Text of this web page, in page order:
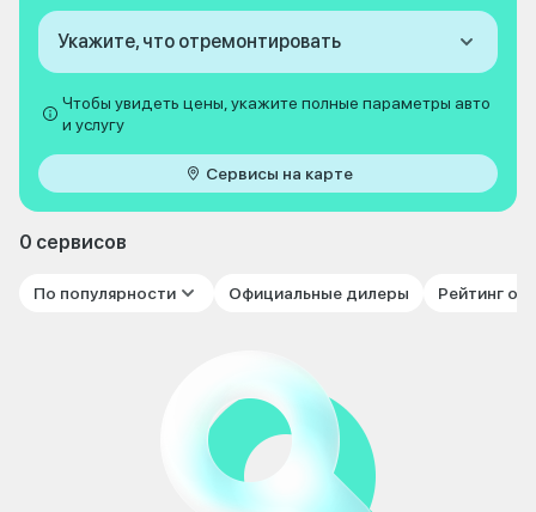
Укажите, что отремонтировать
Чтобы увидеть цены, укажите полные параметры авто
и услугу
Сервисы на карте
0 сервисов
По популярности Официальные дилеры Рейтинг